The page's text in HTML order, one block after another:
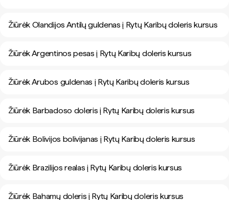
Žiūrėk Olandijos Antilų guldenas į Rytų Karibų doleris kursus
Žiūrėk Argentinos pesas į Rytų Karibų doleris kursus
Žiūrėk Arubos guldenas į Rytų Karibų doleris kursus
Žiūrėk Barbadoso doleris į Rytų Karibų doleris kursus
Žiūrėk Bolivijos bolivijanas į Rytų Karibų doleris kursus
Žiūrėk Brazilijos realas į Rytų Karibų doleris kursus
Žiūrėk Bahamų doleris į Rytų Karibų doleris kursus